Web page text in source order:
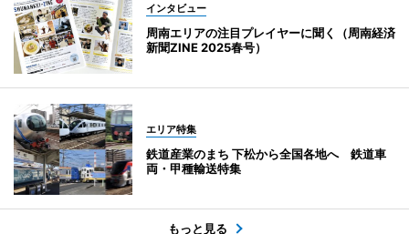
インタビュー
周南エリアの注目プレイヤーに聞く（周南経済
新聞ZINE 2025春号）
エリア特集
鉄道産業のまち 下松から全国各地へ 鉄道車
両・甲種輸送特集
もっと見る